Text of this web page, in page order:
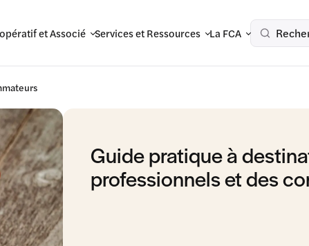
et Associé Services et Ressources La FCA
Guide pratique à
professionnels et des